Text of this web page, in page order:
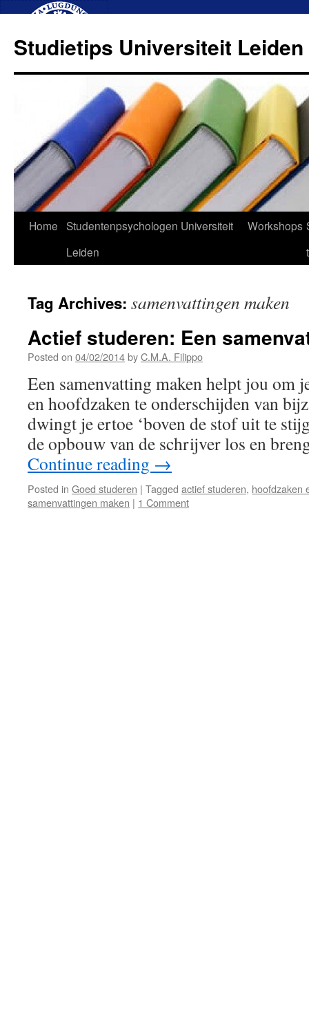
Studietips Universiteit Leiden
Skip
Home Studentenpsychologen Universiteit
Leiden
Workshops
Tag Archives: samenvattingen maken
Actief studeren: Een
Posted on 04/02/2014byC.M.A. Filippo
Een samenvatting maken helpt jou om
en hoofdzaken te onderschijden van
dwingt je ertoe ‘boven de stof uit te
de opbouw van de schrijver los en
Continue reading →
Posted in Goed studeren | Tagged actief studeren, hoofdzaken
samenvattingen maken | 1 Comment